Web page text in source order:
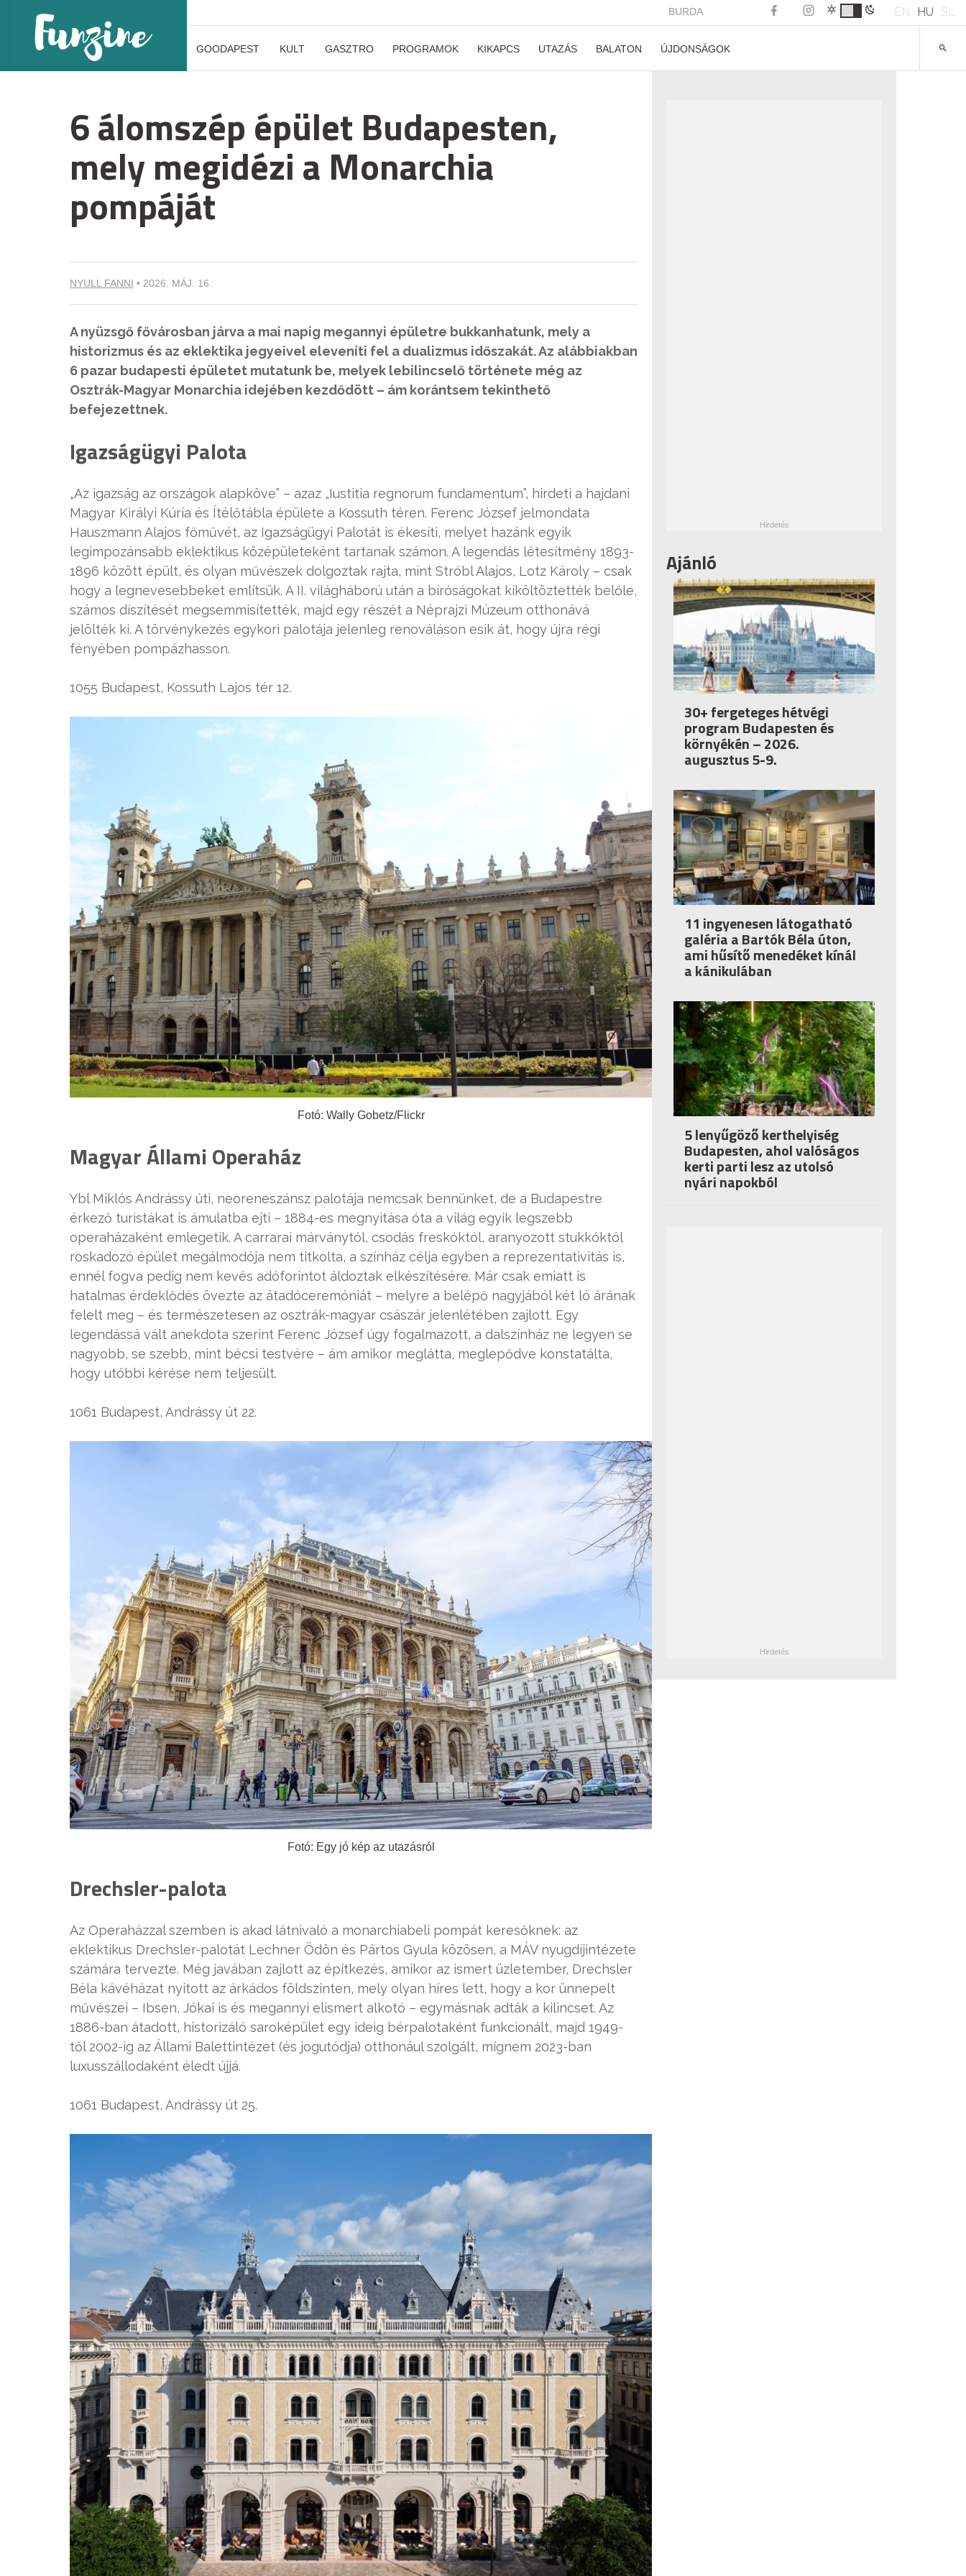
BURDA EN HU SL
GOODAPEST KULT GASZTRO PROGRAMOK KIKAPCS UTAZÁS BALATON ÚJDONSÁGOK
6 álomszép épület Budapesten,
mely megidézi a Monarchia
pompáját
NYULL FANNI • 2026. MÁJ. 16.
A nyüzsgő fővárosban járva a mai napig megannyi épületre bukkanhatunk, mely a
historizmus és az eklektika jegyeivel eleveníti fel a dualizmus időszakát. Az alábbiakban
6 pazar budapesti épületet mutatunk be, melyek lebilincselő története még az
Osztrák-Magyar Monarchia idejében kezdődött – ám korántsem tekinthető
befejezettnek.
Igazságügyi Palota
„Az igazság az országok alapköve” – azaz „Iustitia regnorum fundamentum”, hirdeti a hajdani
Magyar Királyi Kúria és Ítélőtábla épülete a Kossuth téren. Ferenc József jelmondata
Hauszmann Alajos főművét, az Igazságügyi Palotát is ékesíti, melyet hazánk egyik
legimpozánsabb eklektikus középületeként tartanak számon. A legendás létesítmény 1893-
1896 között épült, és olyan művészek dolgoztak rajta, mint Stróbl Alajos, Lotz Károly – csak
hogy a legnevesebbeket említsük. A II. világháború után a bíróságokat kiköltöztették belőle,
számos díszítését megsemmisítették, majd egy részét a Néprajzi Múzeum otthonává
jelölték ki. A törvénykezés egykori palotája jelenleg renováláson esik át, hogy újra régi
fényében pompázhasson.
1055 Budapest, Kossuth Lajos tér 12.
Fotó: Wally Gobetz/Flickr
Magyar Állami Operaház
Ybl Miklós Andrássy úti, neoreneszánsz palotája nemcsak bennünket, de a Budapestre
érkező turistákat is ámulatba ejti – 1884-es megnyitása óta a világ egyik legszebb
operaházaként emlegetik. A carrarai márványtól, csodás freskóktól, aranyozott stukkóktól
roskadozó épület megálmodója nem titkolta, a színház célja egyben a reprezentativitás is,
ennél fogva pedig nem kevés adóforintot áldoztak elkészítésére. Már csak emiatt is
hatalmas érdeklődés övezte az átadóceremóniát – melyre a belépő nagyjából két ló árának
felelt meg – és természetesen az osztrák-magyar császár jelenlétében zajlott. Egy
legendássá vált anekdota szerint Ferenc József úgy fogalmazott, a dalszínház ne legyen se
nagyobb, se szebb, mint bécsi testvére – ám amikor meglátta, meglepődve konstatálta,
hogy utóbbi kérése nem teljesült.
1061 Budapest, Andrássy út 22.
Fotó: Egy jó kép az utazásról
Drechsler-palota
Az Operaházzal szemben is akad látnivaló a monarchiabeli pompát keresőknek: az
eklektikus Drechsler-palotát Lechner Ödön és Pártos Gyula közösen, a MÁV nyugdíjintézete
számára tervezte. Még javában zajlott az építkezés, amikor az ismert üzletember, Drechsler
Béla kávéházat nyitott az árkádos földszinten, mely olyan híres lett, hogy a kor ünnepelt
művészei – Ibsen, Jókai is és megannyi elismert alkotó – egymásnak adták a kilincset. Az
1886-ban átadott, historizáló saroképület egy ideig bérpalotaként funkcionált, majd 1949-
től 2002-ig az Állami Balettintézet (és jogutódja) otthonául szolgált, mígnem 2023-ban
luxusszállodaként éledt újjá.
1061 Budapest, Andrássy út 25.
Ajánló
30+ fergeteges hétvégi
program Budapesten és
környékén – 2026.
augusztus 5-9.
11 ingyenesen látogatható
galéria a Bartók Béla úton,
ami hűsítő menedéket kínál
a kánikulában
5 lenyűgöző kerthelyiség
Budapesten, ahol valóságos
kerti parti lesz az utolsó
nyári napokból